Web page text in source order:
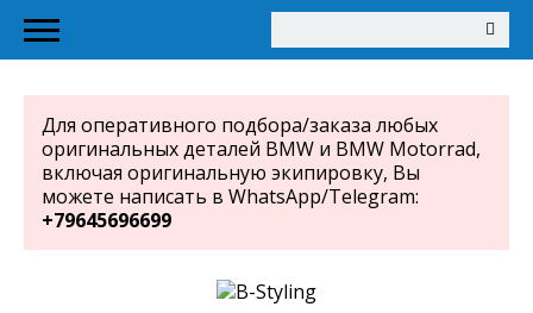
Для оперативного подбора/заказа любых
оригинальных деталей BMW и BMW Motorrad,
включая оригинальную экипировку, Вы
можете написать в WhatsApp/Telegram:
+79645696699